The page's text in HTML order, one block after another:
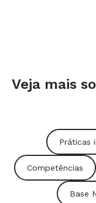
Veja mais
Práticas
Competências
Base